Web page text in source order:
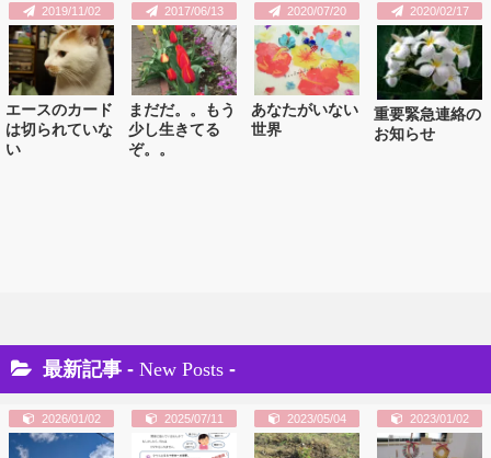
2019/11/02
エースのカード
は切られていな
い
2017/06/13
まだだ。。もう
少し生きてる
ぞ。。
2020/07/20
あなたがいない
世界
2020/02/17
重要緊急連絡の
お知らせ
最新記事 - New Posts -
2026/01/02 2025/07/11 2023/05/04 2023/01/02